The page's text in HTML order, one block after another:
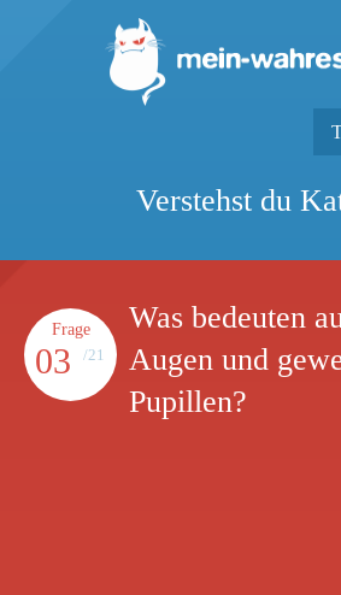
Verstehst du
Frage
03 /21
Was bedeuten
Augen und
Pupillen?